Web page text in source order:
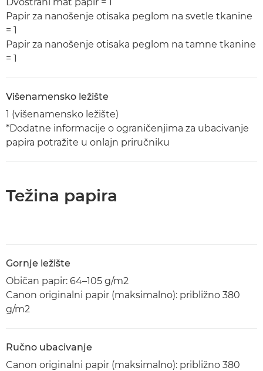
Papir za nanošenje otisaka peglom na svetle tkanine
= 1
Papir za nanošenje otisaka peglom na tamne tkanine
= 1
Višenamensko ležište
1 (višenamensko ležište)
*Dodatne informacije o ograničenjima za ubacivanje
papira potražite u onlajn priručniku
Težina papira
Gornje ležište
Običan papir: 64–105 g/m2
Canon originalni papir (maksimalno): približno 380
g/m2
Ručno ubacivanje
Canon originalni papir (maksimalno): približno 380